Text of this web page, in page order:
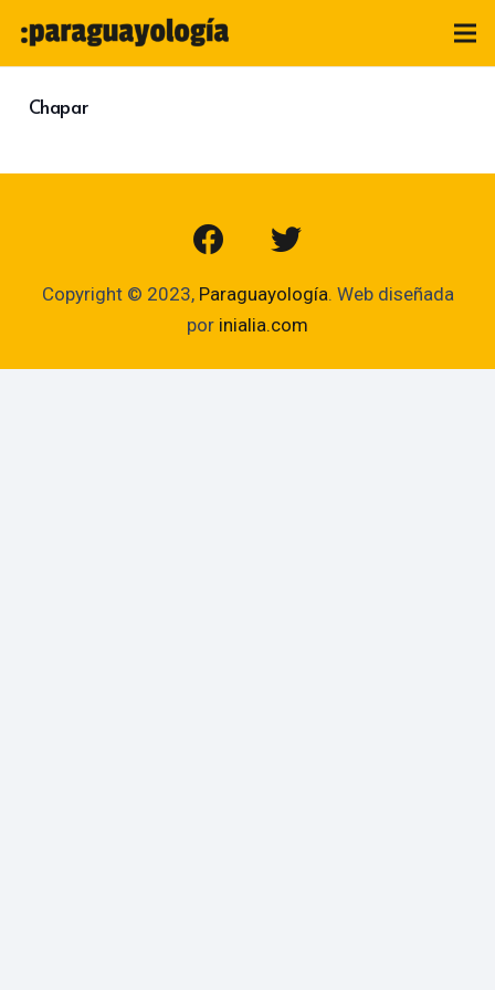
Chapar
Copyright © 2023, Paraguayología. Web diseñada
por inialia.com